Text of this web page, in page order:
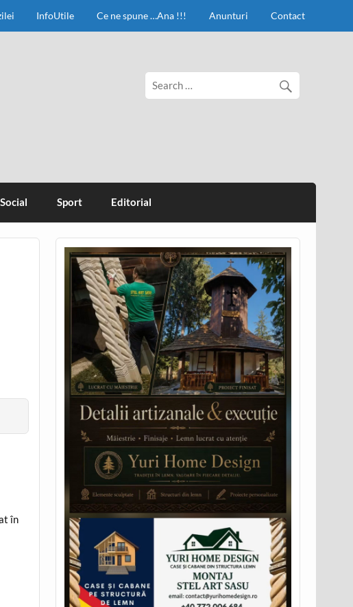
InfoUtile Ce ne spune …Ana !!! Anunturi Contact
Social Sport Editorial
în